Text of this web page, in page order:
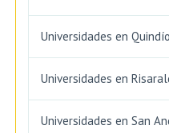
Universidades en Quindío
Universidades en
Universidades en San